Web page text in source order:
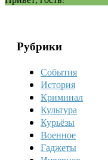
Рубрики
События
История
Криминал
Культура
Курьёзы
Военное
Гаджеты